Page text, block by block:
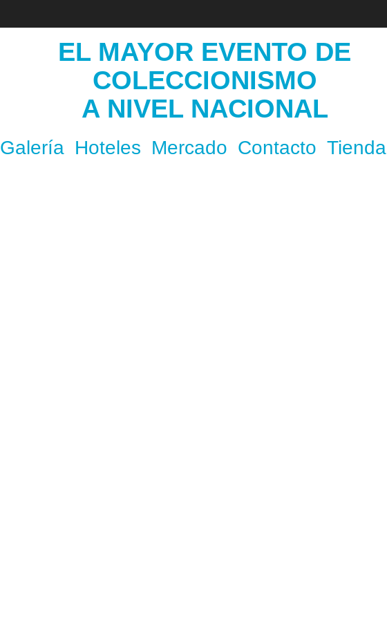
EL MAYOR EVENTO DE
COLECCIONISMO
A NIVEL NACIONAL
Galería Hoteles Mercado Contacto Tienda